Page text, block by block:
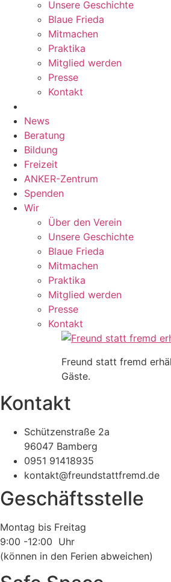
Unsere Geschichte
Blaue Frieda
Mitmachen
Praktika
Mitglied werden
Presse
Kontakt
News
Beratung
Bildung
Freizeit
ANKER-Zentrum
Spenden
Wir
Über den Verein
Unsere Geschichte
Blaue Frieda
Mitmachen
Praktika
Mitglied werden
Presse
Kontakt
Freund statt fremd
Gäste.
Kontakt
Schützenstraße 2a
96047 Bamberg
0951 91418935
kontakt@freundstattfremd.de
Geschäftsstelle
Montag bis Freitag
9:00 -12:00 Uhr
(können in den Ferien abweichen)